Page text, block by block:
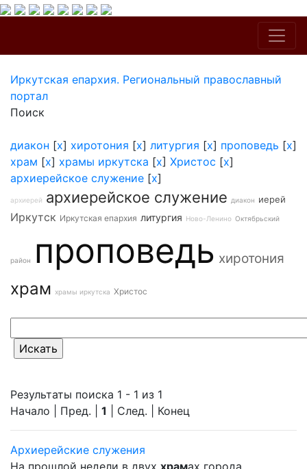
Иркутская епархия. Региональный православный
портал
Поиск
диакон [x] хиротония [x] литургия [x] проповедь [x]
храм [x] храмы иркутска [x] Христос [x]
архиерейское служение [x]
архиерей архиерейское служение диакон иерей
Иркутск Иркутская епархия литургия Ново-Ленино Октябрьский
район проповедь хиротония
храм храмы иркутска Христос
Результаты поиска 1 - 1 из 1
Начало | Пред. | 1 | След. | Конец
Архиерейские служения
На прошлой недели в двух храмах города